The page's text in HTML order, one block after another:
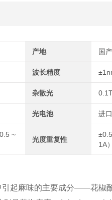
产地 国产
波长精度
杂散光
光电池 进
~
光度重复性
1A）
起麻味的主要成分——花椒